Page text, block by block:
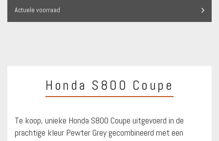
Actuele voorraad
Honda S800 Coupe
Te koop, unieke Honda S800 Coupe uitgevoerd in de
prachtige kleur Pewter Grey gecombineerd met een